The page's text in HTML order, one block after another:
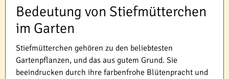
Bedeutung von Stiefmütterchen
im Garten
Stiefmütterchen gehören zu den beliebtesten
Gartenpflanzen, und das aus gutem Grund. Sie
beeindrucken durch ihre farbenfrohe Blütenpracht und